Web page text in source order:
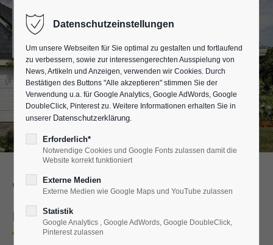
Wintergarten mit Pultdach
nahe Bamberg
Datenschutzeinstellungen
Um unsere Webseiten für Sie optimal zu gestalten und fortlaufend
zu verbessern, sowie zur interessengerechten Ausspielung von
News, Artikeln und Anzeigen, verwenden wir Cookies. Durch
Bestätigen des Buttons "Alle akzeptieren" stimmen Sie der
Verwendung u.a. für Google Analytics, Google AdWords, Google
DoubleClick, Pinterest zu. Weitere Informationen erhalten Sie in
unserer Datenschutzerklärung.
Erforderlich*
Notwendige Cookies und Google Fonts zulassen damit die
Website korrekt funktioniert
Externe Medien
Externe Medien wie Google Maps und YouTube zulassen
Statistik
Google Analytics , Google AdWords, Google DoubleClick,
Pinterest zulassen